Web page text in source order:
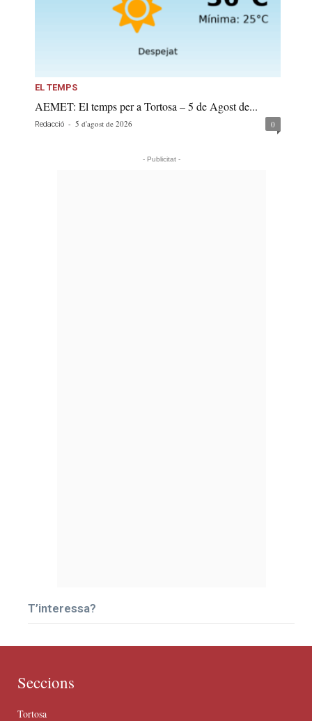
EL TEMPS
AEMET: El temps per a Tortosa – 5 de Agost de...
Redacció - 5 d'agost de 2026 0
- Publicitat -
T’interessa?
Seccions
Tortosa